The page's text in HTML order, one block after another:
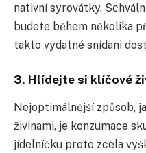
nativní syrovátky.
budete během několika
takto vydatné snídani
3. Hlídejte si klíčové
Nejoptimálnější způsob,
živinami, je konzumace
jídelníčku proto zcela